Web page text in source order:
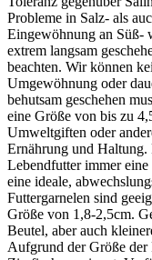
Probleme in Salz- als
Eingewöhnung an Süß-
extrem langsam
beachten. Wir können
Umgewöhnung oder
behutsam geschehen
eine Größe von bis zu
Umweltgiften oder
Ernährung und Haltung.
Lebendfutter immer eine
eine ideale,
Futtergarnelen sind
Größe von 1,8-2,5cm.
Beutel, aber auch
Aufgrund der Größe der